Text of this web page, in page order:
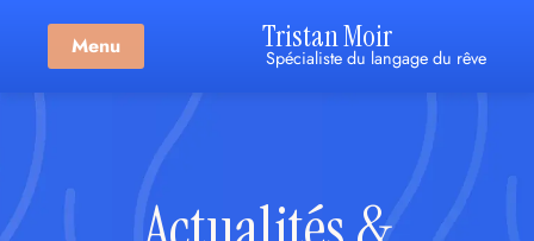
Menu Tristan Moir
Spécialiste du langage du rêve